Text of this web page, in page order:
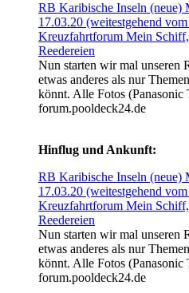
RB Karibische Inseln (neue)
17.03.20 (weitestgehend
Kreuzfahrtforum Mein
Reedereien
Nun starten wir mal unseren
etwas anderes als nur
könnt. Alle Fotos
forum.pooldeck24.de
Hinflug und Ankunft:
RB Karibische Inseln (neue)
17.03.20 (weitestgehend
Kreuzfahrtforum Mein
Reedereien
Nun starten wir mal unseren
etwas anderes als nur
könnt. Alle Fotos
forum.pooldeck24.de